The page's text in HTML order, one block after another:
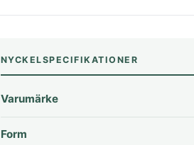
NYCKELSPECIFIKATIONER
Varumärke
Form